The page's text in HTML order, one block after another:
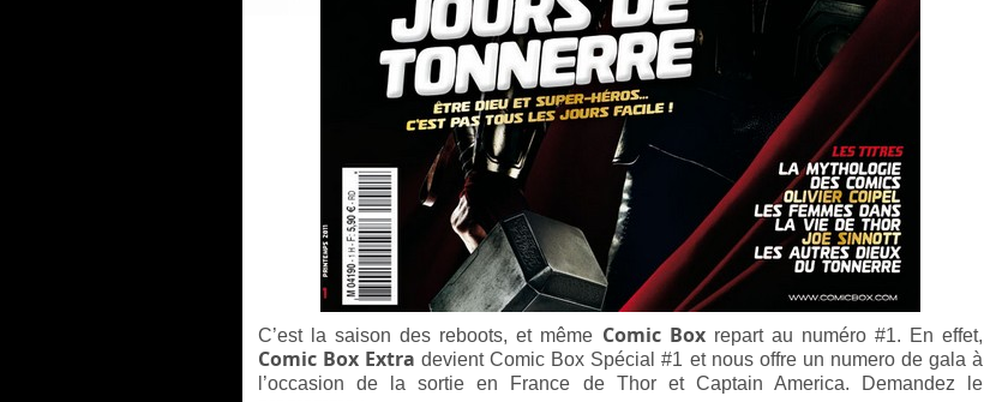
C’est la saison des reboots, et même Comic Box repart au numéro #1. En effet,
Comic Box Extradevient Comic Box Spécial #1 et nous offre un numero de gala à
l’occasion de la sortie en France de Thor et Captain America. Demandez le